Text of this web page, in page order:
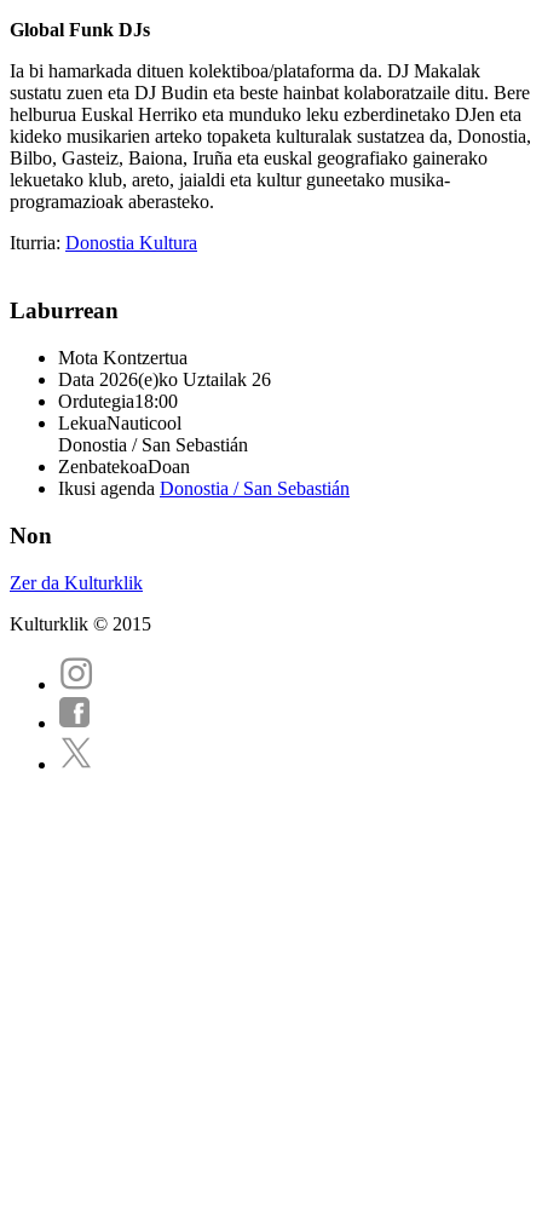
Global Funk DJs
Ia bi hamarkada dituen kolektiboa/plataforma da. DJ Makalak
sustatu zuen eta DJ Budin eta beste hainbat kolaboratzaile ditu. Bere
helburua Euskal Herriko eta munduko leku ezberdinetako DJen eta
kideko musikarien arteko topaketa kulturalak sustatzea da, Donostia,
Bilbo, Gasteiz, Baiona, Iruña eta euskal geografiako gainerako
lekuetako klub, areto, jaialdi eta kultur guneetako musika-
programazioak aberasteko.
Iturria: Donostia Kultura
Laburrean
Mota Kontzertua
Data 2026(e)ko Uztailak 26
Ordutegia18:00
LekuaNauticool
Donostia / San Sebastián
ZenbatekoaDoan
Ikusi agenda Donostia / San Sebastián
Non
Zer da Kulturklik
Kulturklik © 2015